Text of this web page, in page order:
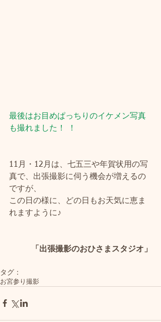
最後はお目めぱっちりのイケメン写真
も撮れました！ ！
11月・12月は、七五三や年賀状用の写
真で、出張撮影に伺う機会が増えるの
ですが、
この日の様に、どの日もお天気に恵ま
れますように♪
「出張撮影のおひさまスタジオ」
タグ：
お宮参り撮影